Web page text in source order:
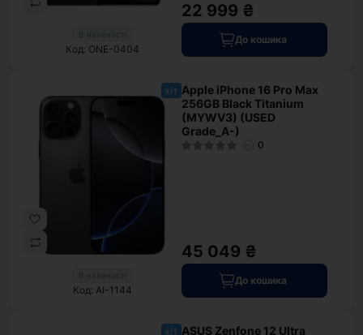
В наявності
Код: ONE-0404
22 999 ₴
До кошика
хіт
В наявності
Код: AI-1144
Apple iPhone 16 Pro Max
256GB Black Titanium
(MYWV3) (USED
Grade_A-)
0
45 049 ₴
До кошика
хіт ASUS Zenfone 12 Ultra